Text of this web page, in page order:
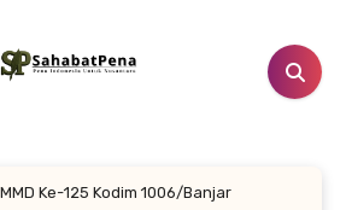
Ke-125 Kodim 1006/Banjar